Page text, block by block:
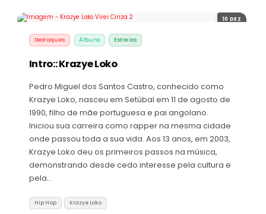
10 DEZ
Destaques Álbuns Estreias
Intro:: Krazye Loko
Pedro Miguel dos Santos Castro, conhecido como
Krazye Loko, nasceu em Setúbal em 11 de agosto de
1990, filho de mãe portuguesa e pai angolano.
Iniciou sua carreira como rapper na mesma cidade
onde passou toda a sua vida. Aos 13 anos, em 2003,
Krazye Loko deu os primeiros passos na música,
demonstrando desde cedo interesse pela cultura e
pela…
Hip Hop Krazye Loko